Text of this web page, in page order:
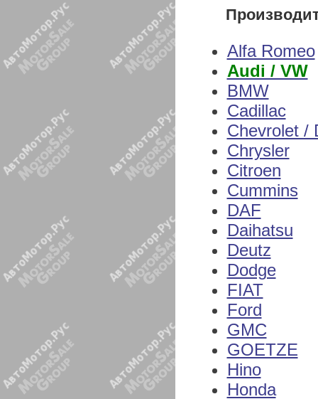
Alfa Romeo
Audi / VW
BMW
Cadillac
Chevrolet /
Chrysler
Citroen
Cummins
DAF
Daihatsu
Deutz
Dodge
FIAT
Ford
GMC
GOETZE
Hino
Honda